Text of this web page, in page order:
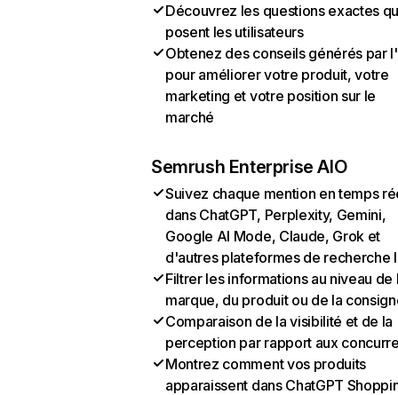
Découvrez les questions exactes
posent les utilisateurs
Obtenez des conseils générés par
pour améliorer votre produit, votre
marketing et votre position sur le
marché
Semrush Enterprise AIO
Suivez chaque mention en temps
dans ChatGPT, Perplexity, Gemini,
Google AI Mode, Claude, Grok et
d'autres plateformes de recherche
Filtrer les informations au niveau de
marque, du produit ou de la
Comparaison de la visibilité et de la
perception par rapport aux
Montrez comment vos produits
apparaissent dans ChatGPT